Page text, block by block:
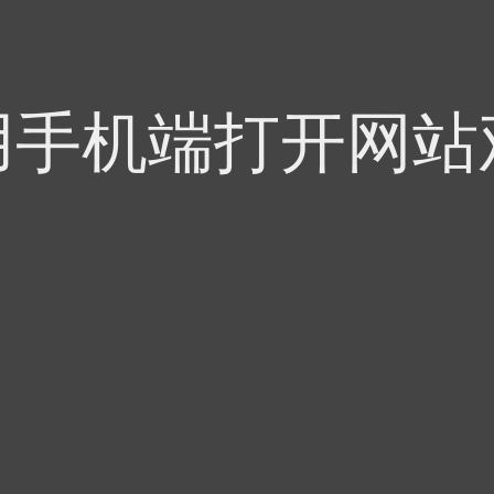
机端打开网